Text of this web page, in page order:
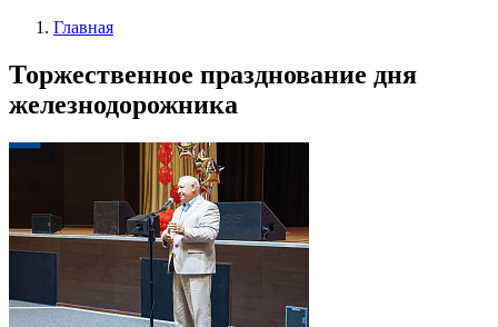
Главная
Торжественное празднование дня
железнодорожника